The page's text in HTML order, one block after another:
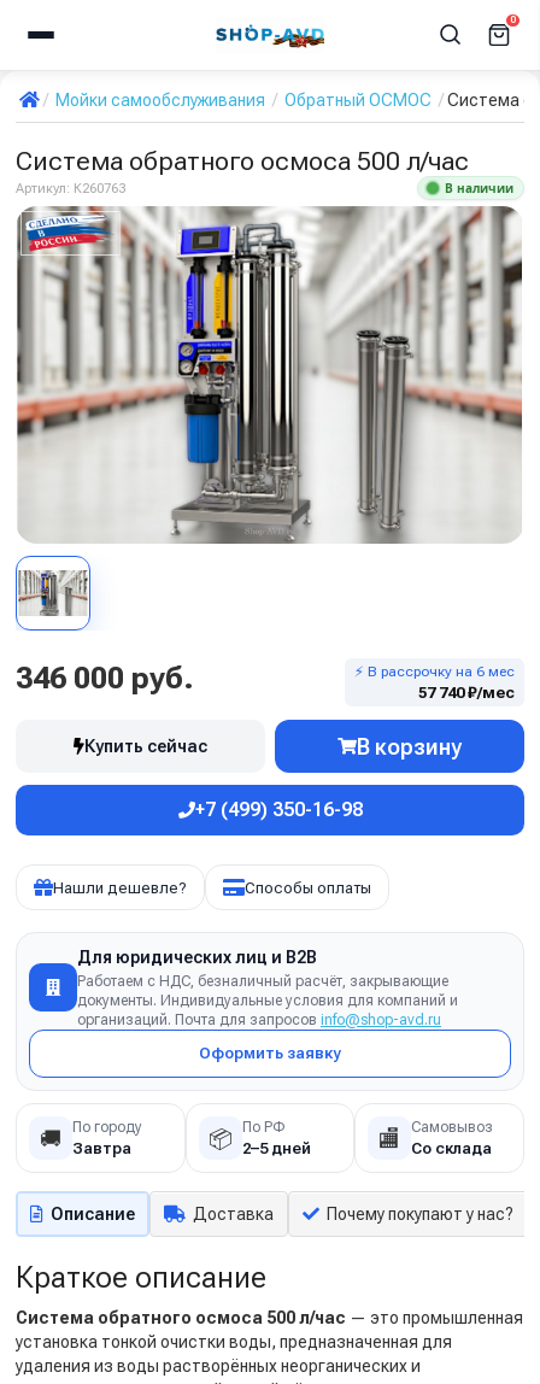
0
Мойки самообслуживания Обратный ОСМОС Система
Система обратного осмоса 500 л/час
Артикул: К260763 В наличии
346 000 руб. ⚡ В рассрочку на 6 мес
57 740 ₽/мес
Купить сейчас В корзину
+7 (499) 350-16-98
Нашли дешевле? Способы оплаты
Для юридических лиц и B2B
Работаем с НДС, безналичный расчёт, закрывающие
документы. Индивидуальные условия для компаний и
организаций. Почта для запросов info@shop-avd.ru
Оформить заявку
🚚 По городу
Завтра 📦 По РФ
2–5 дней 🏬 Самовывоз
Со склада
Описание Доставка Почему покупают у нас?
Краткое описание
Система обратного осмоса 500 л/час — это промышленная
установка тонкой очистки воды, предназначенная для
удаления из воды растворённых неорганических и